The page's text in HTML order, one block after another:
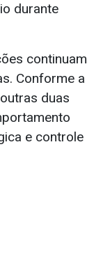
durante
continuam
Conforme a
duas
e controle